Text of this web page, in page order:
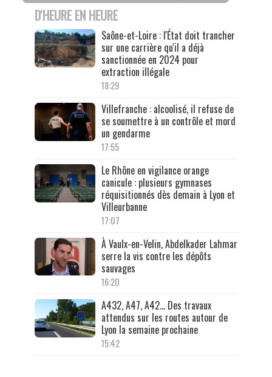
D'HEURE EN HEURE
Saône-et-Loire : l'État doit trancher
sur une carrière qu'il a déjà
sanctionnée en 2024 pour
extraction illégale
18:29
Villefranche : alcoolisé, il refuse de
se soumettre à un contrôle et mord
un gendarme
17:55
Le Rhône en vigilance orange
canicule : plusieurs gymnases
réquisitionnés dès demain à Lyon et
Villeurbanne
17:07
À Vaulx-en-Velin, Abdelkader Lahmar
serre la vis contre les dépôts
sauvages
16:20
A432, A47, A42… Des travaux
attendus sur les routes autour de
Lyon la semaine prochaine
15:42